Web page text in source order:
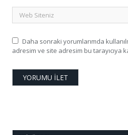
Daha sonraki yorumlarımda
adresim ve site adresim bu tarayıcıya